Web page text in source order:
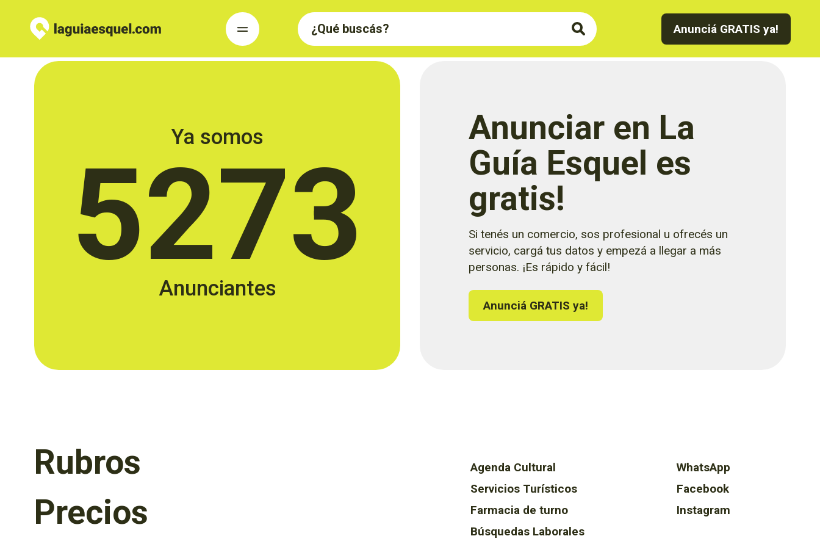
Anunciá GRATIS ya!
Ya somos
5273
Anunciantes
Anunciar en La
Guía Esquel es
gratis!
Si tenés un comercio, sos profesional u ofrecés un
servicio, cargá tus datos y empezá a llegar a más
personas. ¡Es rápido y fácil!
Anunciá GRATIS ya!
Rubros
Precios
Agenda Cultural
Servicios Turísticos
Farmacia de turno
Búsquedas Laborales
WhatsApp
Facebook
Instagram